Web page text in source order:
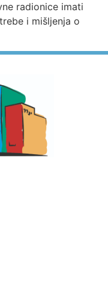
radionice imati
i mišljenja o